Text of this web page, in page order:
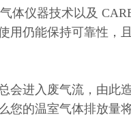
气体仪器技术以及
用仍能保持可靠性，
会进入废气流，由此
您的温室气体排放量